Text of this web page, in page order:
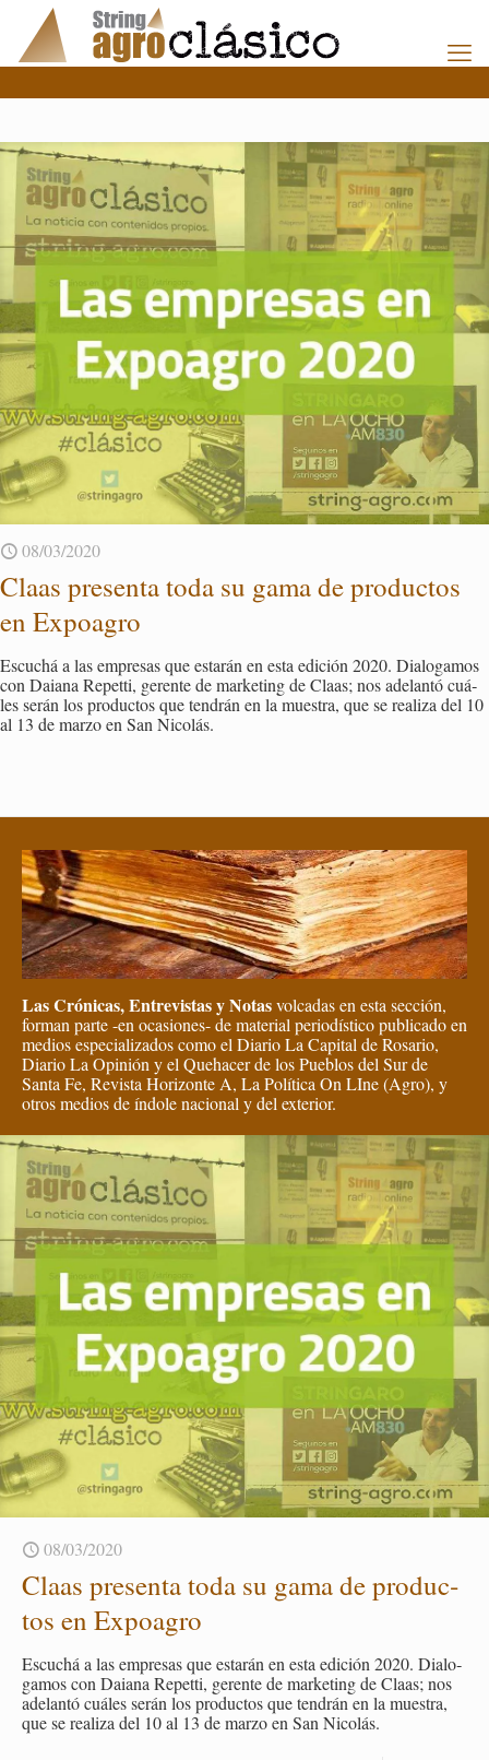
08/03/2020
Claas pre­sen­ta toda su gama de pro­duc­tos
en Ex­poa­gro
Es­cu­chá a las em­pre­sas que es­ta­rán en esta edi­ción 2020. Dia­lo­ga­mos
con Daia­na Re­pet­ti, ge­ren­te de mar­ke­ting de Claas; nos ade­lan­tó cuá­
les serán los pro­duc­tos que ten­drán en la mues­tra, que se rea­li­za del 10
al 13 de marzo en San Ni­co­lás.
Las Crónicas, Entrevistas y Notasvolcadas en esta sección,
forman parte -en ocasiones- de material periodístico publicado en
medios especializados como el Diario La Capital de Rosario,
Diario La Opinión y el Quehacer de los Pueblos del Sur de
Santa Fe, Revista Horizonte A, La Política On LIne (Agro), y
otros medios de índole nacional y del exterior.
08/03/2020
Claas pre­sen­ta toda su gama de pro­duc­
tos en Ex­poa­gro
Es­cu­chá a las em­pre­sas que es­ta­rán en esta edi­ción 2020. Dia­lo­
ga­mos con Daia­na Re­pet­ti, ge­ren­te de mar­ke­ting de Claas; nos
ade­lan­tó cuá­les serán los pro­duc­tos que ten­drán en la mues­tra,
que se rea­li­za del 10 al 13 de marzo en San Ni­co­lás.